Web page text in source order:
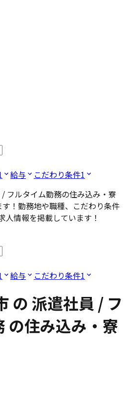
給与 こだわり条件1
フルタイム勤務の住み込み・寮
！勤務地や職種、こだわり条件
人情報を掲載しています！
給与 こだわり条件1
の派遣社員 / フ
の住み込み・寮